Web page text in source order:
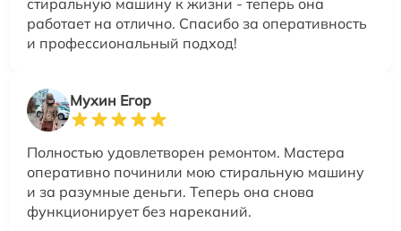
стиральную машину к жизни - теперь она
работает на отлично. Спасибо за оперативность
и профессиональный подход!
Мухин Егор
Полностью удовлетворен ремонтом. Мастера
оперативно починили мою стиральную машину
и за разумные деньги. Теперь она снова
функционирует без нареканий.